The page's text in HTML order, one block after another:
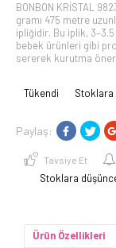
BONBON KRİSTAL
gramı 475 metre
ipliğidir. Bu iplik,
bebek ürünleri gibi
sererek kurutma
Tükendi Stoklara
Paylaş:
Tavsiye Et
Stoklara
Ürün Özellikleri